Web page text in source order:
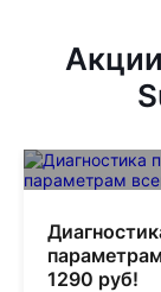
1290 руб!